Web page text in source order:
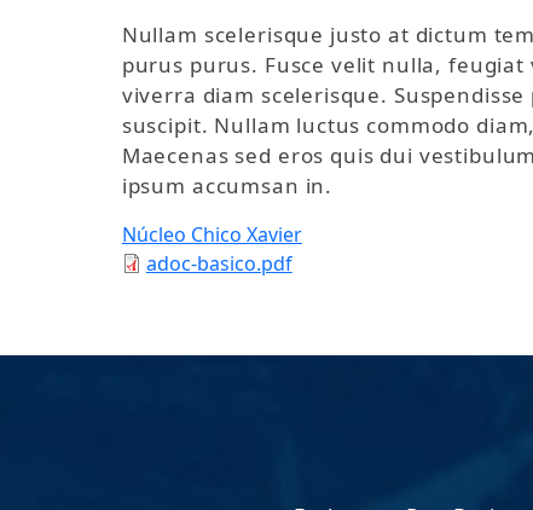
Nullam scelerisque justo at dictum
purus purus. Fusce velit nulla,
viverra diam scelerisque.
suscipit. Nullam luctus commodo
Maecenas sed eros quis dui
ipsum accumsan in.
Núcleo Chico Xavier
adoc-basico.pdf